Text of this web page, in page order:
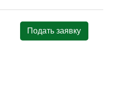
Подать заявку